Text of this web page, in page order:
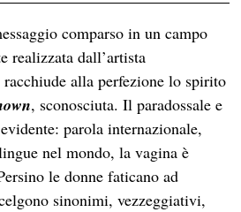
comparso in un campo
realizzata dall’artista
alla perfezione lo spirito
, sconosciuta. Il paradossale e
parola internazionale,
nel mondo, la vagina è
le donne faticano ad
sinonimi, vezzeggiativi,